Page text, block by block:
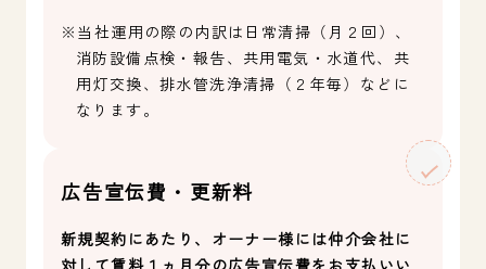
※当社運用の際の内訳は日常清掃（月２回）、
消防設備点検・報告、共用電気・水道代、共
用灯交換、排水管洗浄清掃（２年毎）などに
なります。
広告宣伝費・更新料
新規契約にあたり、オーナー様には仲介会社に
対して賃料１ヵ月分の広告宣伝費をお支払いい